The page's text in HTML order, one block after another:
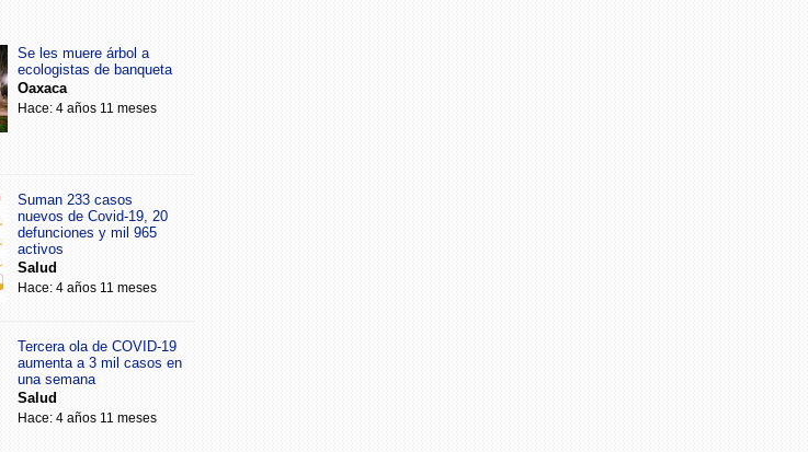
Se les muere árbol a
ecologistas de banqueta
Oaxaca
Hace: 4 años 11 meses
Suman 233 casos
nuevos de Covid-19, 20
defunciones y mil 965
activos
Salud
Hace: 4 años 11 meses
Tercera ola de COVID-19
aumenta a 3 mil casos en
una semana
Salud
Hace: 4 años 11 meses